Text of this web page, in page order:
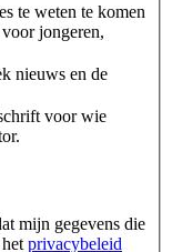
te weten te komen
jongeren,
nieuws en de
voor wie
privacybeleid